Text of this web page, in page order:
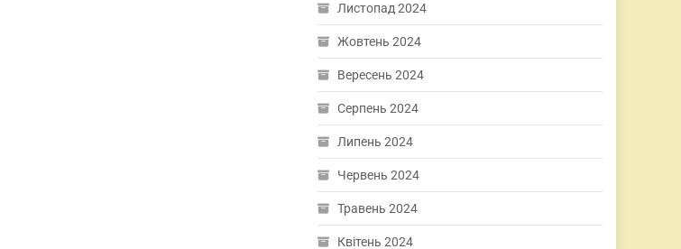
Листопад 2024
Жовтень 2024
Вересень 2024
Серпень 2024
Липень 2024
Червень 2024
Травень 2024
Квітень 2024